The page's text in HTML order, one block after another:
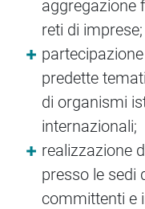
aggregazione
reti di imprese;
predette
di organismi
internazionali;
realizzazione
presso le sedi
committenti e